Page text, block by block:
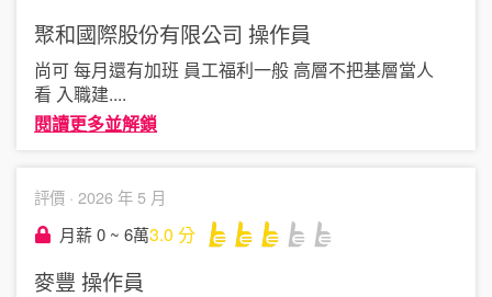
聚和國際股份有限公司 操作員
尚可 每月還有加班 員工福利一般 高層不把基層當人
看 入職建....
閱讀更多並解鎖
評價 · 2026 年 5 月
月薪 0 ~ 6萬3.0 分
麥豐 操作員